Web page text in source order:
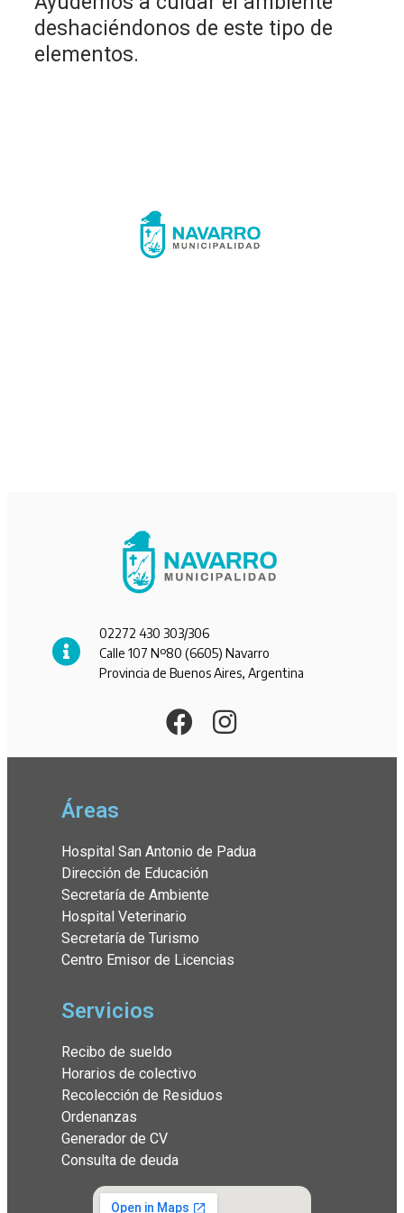
deshaciéndonos de este tipo de
elementos.
02272 430 303/306
Calle 107 Nº80 (6605) Navarro
Provincia de Buenos Aires, Argentina
Áreas
Hospital San Antonio de Padua
Dirección de Educación
Secretaría de Ambiente
Hospital Veterinario
Secretaría de Turismo
Centro Emisor de Licencias
Servicios
Recibo de sueldo
Horarios de colectivo
Recolección de Residuos
Ordenanzas
Generador de CV
Consulta de deuda